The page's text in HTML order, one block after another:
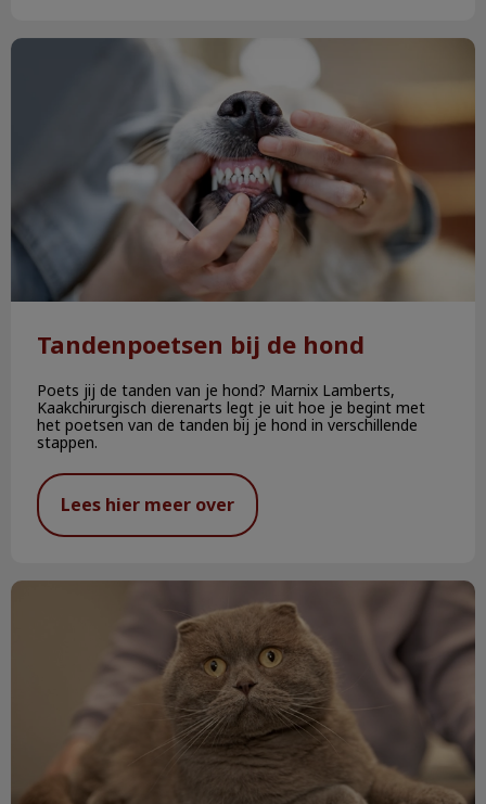
Tandenpoetsen bij de hond
Tandenpoetsen bij de hond
Poets jij de tanden van je hond? Marnix Lamberts,
Kaakchirurgisch dierenarts legt je uit hoe je begint met
het poetsen van de tanden bij je hond in verschillende
stappen.
Lees hier meer over
Ooh wat schattig!